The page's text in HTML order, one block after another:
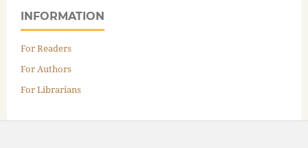
INFORMATION
For Readers
For Authors
For Librarians